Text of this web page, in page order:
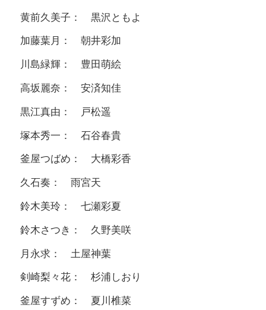
黄前久美子： 黒沢ともよ
加藤葉月： 朝井彩加
川島緑輝： 豊田萌絵
高坂麗奈： 安済知佳
黒江真由： 戸松遥
塚本秀一： 石谷春貴
釜屋つばめ： 大橋彩香
久石奏： 雨宮天
鈴木美玲： 七瀬彩夏
鈴木さつき： 久野美咲
月永求： 土屋神葉
剣崎梨々花： 杉浦しおり
釜屋すずめ： 夏川椎菜